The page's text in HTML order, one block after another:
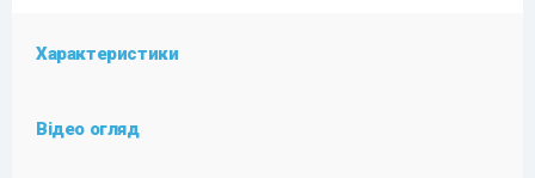
Характеристики
Відео огляд